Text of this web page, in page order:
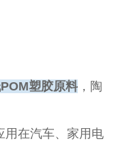
塑胶原料 ，陶
用在汽车、家用电